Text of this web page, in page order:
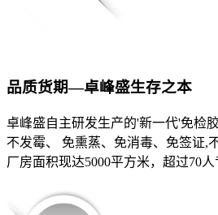
品质货期—卓峰盛生存之本
卓峰盛自主研发生产的'新一代'免检
不发霉、 免熏蒸、免消毒、免签证,
厂房面积现达5000平方米，超过70